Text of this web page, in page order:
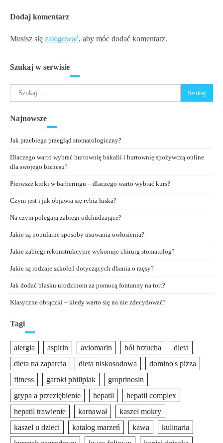
Dodaj komentarz
Musisz się zalogować, aby móc dodać komentarz.
Szukaj w serwisie
Szukaj:
Najnowsze
Jak przebiega przegląd stomatologiczny?
Dlaczego warto wybrać hurtownię bakalii i hurtownię spożywczą online
dla swojego biznesu?
Pierwsze kroki w barberingu – dlaczego warto wybrać kurs?
Czym jest i jak objawia się rybia łuska?
Na czym polegają zabiegi odchudzające?
Jakie są popularne sposoby usuwania owłosienia?
Jakie zabiegi rekonstrukcyjne wykonuje chirurg stomatolog?
Jakie są rodzaje szkoleń dotyczących dbania o rzęsy?
Jak dodać blasku urodzinom za pomocą fontanny na tort?
Klasyczne obrączki – kiedy warto się na nie zdecydować?
Tagi
alergia aspirin aviomarin ból brzucha
dieta
dieta na zaparcia
dieta niskosodowa
domino's pizza
fitness
garnki philipiak
groprinosin
grypa a przeziębienie
hepatil
hepatil complex
hepatil trawienie
karnawał
kaszel mokry
kaszel u dzieci
katalog marzeń kawa
kulinaria